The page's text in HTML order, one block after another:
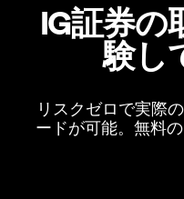
IG証券の
験し
リスクゼロで実際
ードが可能。無料